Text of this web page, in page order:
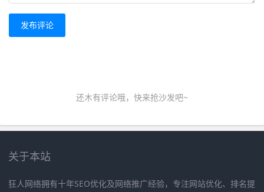
发布评论
还木有评论哦，快来抢沙发吧~
关于本站
狂人网络拥有十年SEO优化及网络推广经验，专注网站优化、排名提